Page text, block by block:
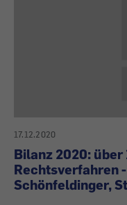
17.12.2020
Bilanz 2020: über
Rechtsverfahren
Schönfeldinger,